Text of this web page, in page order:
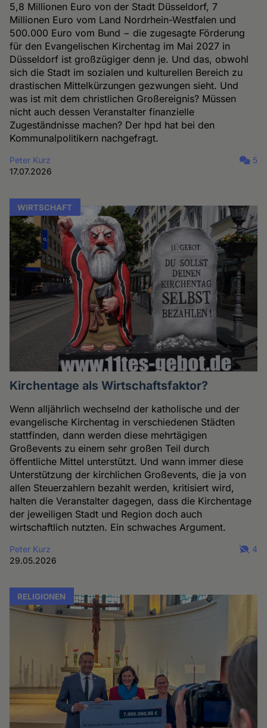
5,8 Millionen Euro von der Stadt Düsseldorf, 7
Millionen Euro vom Land Nordrhein-Westfalen und
500.000 Euro vom Bund − die zugesagte Förderung
für den Evangelischen Kirchentag im Mai 2027 in
Düsseldorf ist großzügiger denn je. Und das, obwohl
sich die Stadt im sozialen und kulturellen Bereich zu
drastischen Mittelkürzungen gezwungen sieht. Und
was ist mit dem christlichen Großereignis? Müssen
nicht auch dessen Veranstalter finanzielle
Zugeständnisse machen? Der hpd hat bei den
Kommunalpolitikern nachgefragt.
Peter Kurz
17.07.2026
5
WIRTSCHAFT
Kirchentage als Wirtschaftsfaktor?
Wenn alljährlich wechselnd der katholische und der
evangelische Kirchentag in verschiedenen Städten
stattfinden, dann werden diese mehrtägigen
Großevents zu einem sehr großen Teil durch
öffentliche Mittel unterstützt. Und wann immer diese
Unterstützung der kirchlichen Großevents, die ja von
allen Steuerzahlern bezahlt werden, kritisiert wird,
halten die Veranstalter dagegen, dass die Kirchentage
der jeweiligen Stadt und Region doch auch
wirtschaftlich nutzten. Ein schwaches Argument.
Peter Kurz
29.05.2026
4
RELIGIONEN